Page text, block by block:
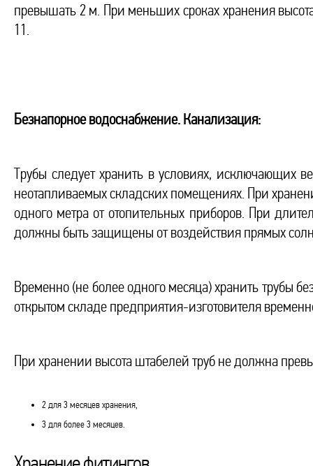
превышать 2 м. При меньших сроках хранения
11.
Безнапорное водоснабжение. Канализация:
Трубы следует хранить в условиях, исключающих
неотапливаемых складских помещениях. При
одного метра от отопительных приборов. При
должны быть защищены от воздействия прямых
Временно (не более одного месяца) хранить трубы
открытом складе предприятия-изготовителя
При хранении высота штабелей труб не должна
2 для 3 месяцев хранения,
3 для более 3 месяцев.